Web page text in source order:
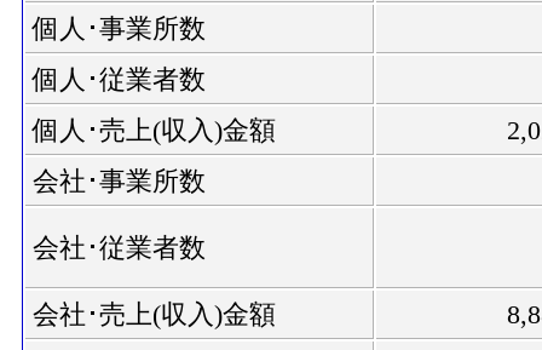
個人･事業所数
個人･従業者数
個人･売上(収入)金額
会社･事業所数
会社･従業者数
会社･売上(収入)金額